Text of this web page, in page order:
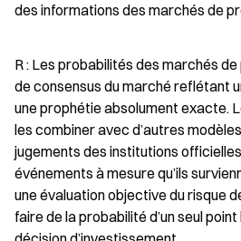
des informations des marchés de
R : Les probabilités des marchés
de consensus du marché reflétant
une prophétie absolument exacte.
les combiner avec d’autres
jugements des institutions
événements à mesure qu’ils
une évaluation objective du risque
faire de la probabilité d’un seul point